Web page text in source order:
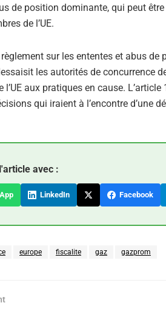
de position dominante, qui peut
de l’UE.
sur les ententes et abus
les autorités de concurrence
l’UE aux pratiques en cause.
qui iraient à l’encontre d’une
avec :
LinkedIn Facebook
europe fiscalite gaz gazprom